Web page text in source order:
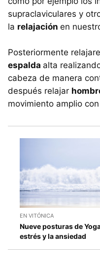
supraclaviculares y
la relajación en
Posteriormente
espalda alta
cabeza de manera
después relajar
movimiento amplio
EN VITÓNICA
Nueve posturas de
estrés y la ansiedad